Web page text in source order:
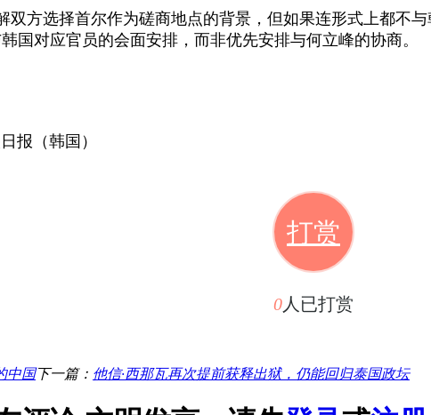
双方选择首尔作为磋商地点的背景，但如果连形式上都不
国对应官员的会面安排，而非优先安排与何立峰的协商。
报（韩国）
打赏
0人已打赏
中国下一篇： 他信·西那瓦再次提前获释出狱，仍能回归泰国政坛